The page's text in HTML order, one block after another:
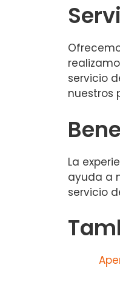
servicio
nuestros
La
ayuda a
servicio